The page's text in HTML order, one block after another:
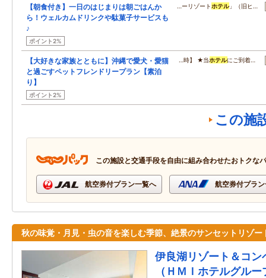
【朝食付き】一日のはじまりは朝ごはんか
ら！ウェルカムドリンクや駄菓子サービスも
♪
ポイント2%
…ーリゾート ホテル」（旧ヒ…
【大好きな家族とともに】沖縄で愛犬・愛猫
と過ごすペットフレンドリープラン【素泊
り】
ポイント2%
…時】 ★当ホテルにご到着…
この施
この施設と交通手段を自由に組み合わせたおトクな
航空券付プラン一覧へ 航空券付プラ
秋の味覚・月見・虫の音を楽しむ季節、絶景のサンセットリゾー
伊良湖リゾート＆コン
（ＨＭＩホテルグルー